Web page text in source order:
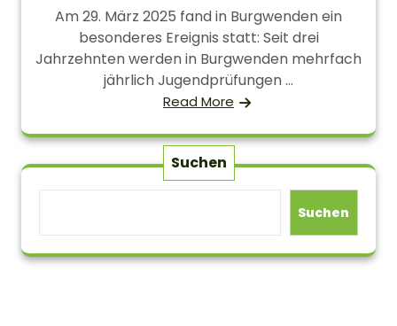
Am 29. März 2025 fand in Burgwenden ein
besonderes Ereignis statt: Seit drei
Jahrzehnten werden in Burgwenden mehrfach
jährlich Jugendprüfungen ...
Read More
Suchen
Suchen